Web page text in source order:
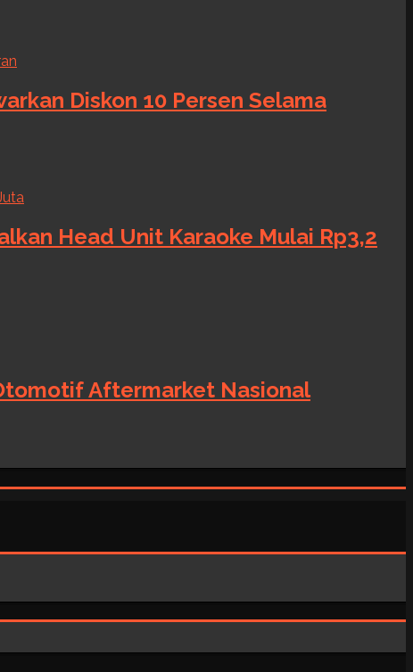
Diskon 10 Persen Selama
Head Unit Karaoke Mulai Rp3,2
Aftermarket Nasional